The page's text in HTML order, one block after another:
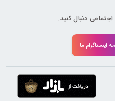
دنبال کنید.
اینستاگرام ما